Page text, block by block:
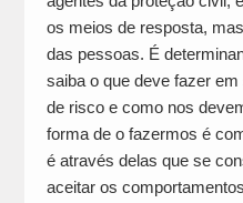
os meios de resposta,
das pessoas. É
saiba o que deve fazer
de risco e como nos
forma de o fazermos é
é através delas que se
aceitar os